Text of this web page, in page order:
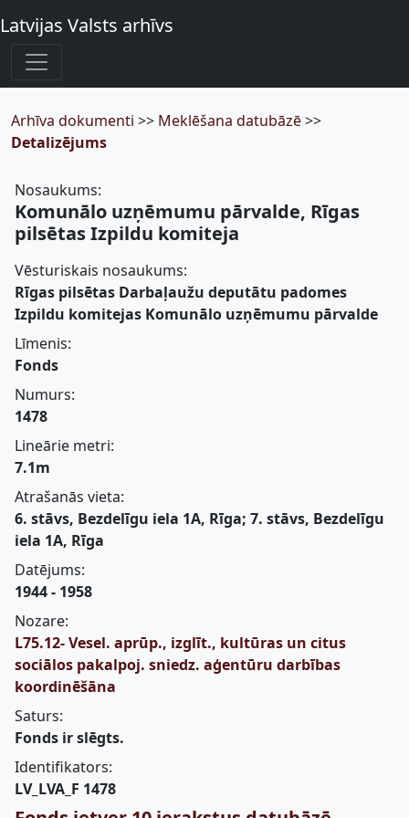
Latvijas Valsts arhīvs
Arhīva dokumenti >> Meklēšana datubāzē>>
Detalizējums
Nosaukums:
Komunālo uzņēmumu pārvalde, Rīgas
pilsētas Izpildu komiteja
Vēsturiskais nosaukums:
Rīgas pilsētas Darbaļaužu deputātu padomes
Izpildu komitejas Komunālo uzņēmumu pārvalde
Līmenis:
Fonds
Numurs:
1478
Lineārie metri:
7.1m
Atrašanās vieta:
6. stāvs, Bezdelīgu iela 1A, Rīga; 7. stāvs, Bezdelīgu
iela 1A, Rīga
Datējums:
1944 - 1958
Nozare:
L75.12- Vesel. aprūp., izglīt., kultūras un citus
sociālos pakalpoj. sniedz. aģentūru darbības
koordinēšāna
Saturs:
Fonds ir slēgts.
Identifikators:
LV_LVA_F 1478